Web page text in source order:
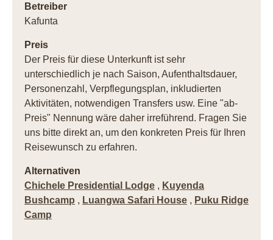
Betreiber
Kafunta
Preis
Der Preis für diese Unterkunft ist sehr
unterschiedlich je nach Saison, Aufenthaltsdauer,
Personenzahl, Verpflegungsplan, inkludierten
Aktivitäten, notwendigen Transfers usw. Eine "ab-
Preis" Nennung wäre daher irreführend. Fragen Sie
uns bitte direkt an, um den konkreten Preis für Ihren
Reisewunsch zu erfahren.
Alternativen
Chichele Presidential Lodge , Kuyenda
Bushcamp , Luangwa Safari House , Puku Ridge
Camp